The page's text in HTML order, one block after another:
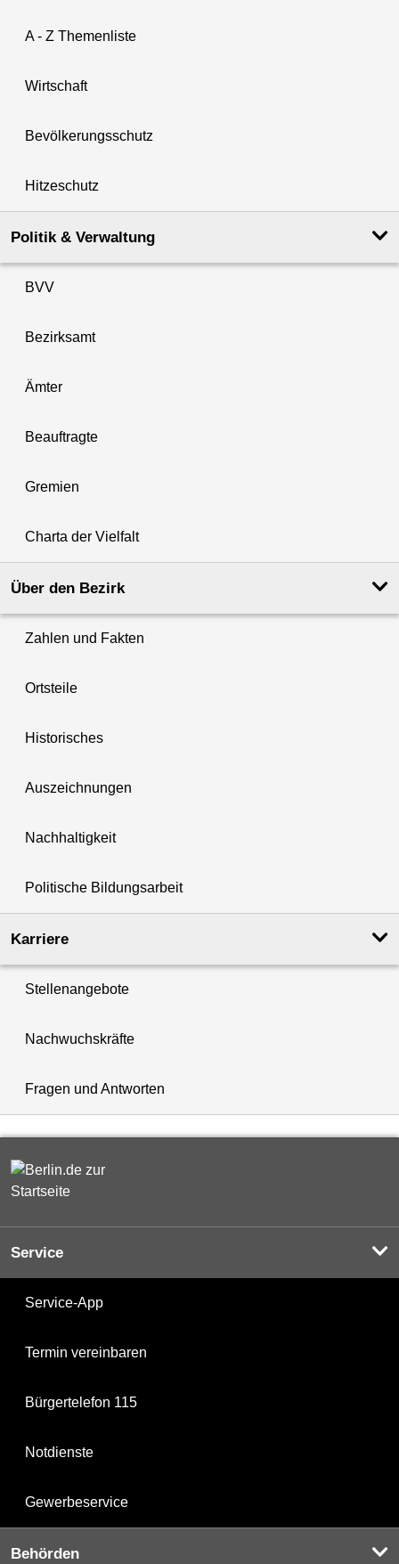
A - Z Themenliste
Wirtschaft
Bevölkerungsschutz
Hitzeschutz
Politik & Verwaltung
BVV
Bezirksamt
Ämter
Beauftragte
Gremien
Charta der Vielfalt
Über den Bezirk
Zahlen und Fakten
Ortsteile
Historisches
Auszeichnungen
Nachhaltigkeit
Politische Bildungsarbeit
Karriere
Stellenangebote
Nachwuchskräfte
Fragen und Antworten
Service
Service-App
Termin vereinbaren
Bürgertelefon 115
Notdienste
Gewerbeservice
Behörden